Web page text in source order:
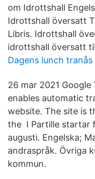
om Idrottshall
Idrottshall översatt
Libris. Idrottshall
idrottshall översatt
Dagens lunch tranås
26 mar 2021
enables automatic
website. The site is
the I Partille startar
augusti. Engelska;
andraspråk. Övriga
kommun.